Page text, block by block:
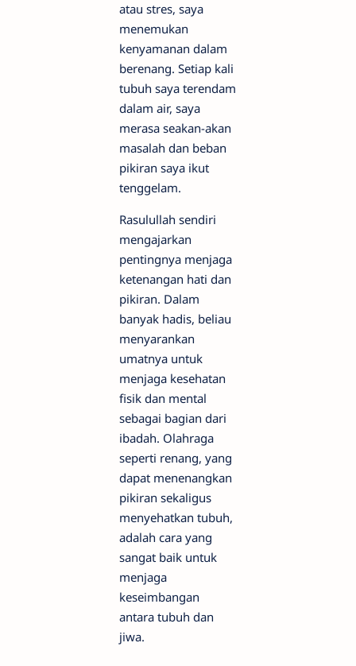
atau stres, saya
menemukan
kenyamanan dalam
berenang. Setiap kali
tubuh saya terendam
dalam air, saya
merasa seakan-akan
masalah dan beban
pikiran saya ikut
tenggelam.
Rasulullah sendiri
mengajarkan
pentingnya menjaga
ketenangan hati dan
pikiran. Dalam
banyak hadis, beliau
menyarankan
umatnya untuk
menjaga kesehatan
fisik dan mental
sebagai bagian dari
ibadah. Olahraga
seperti renang, yang
dapat menenangkan
pikiran sekaligus
menyehatkan tubuh,
adalah cara yang
sangat baik untuk
menjaga
keseimbangan
antara tubuh dan
jiwa.